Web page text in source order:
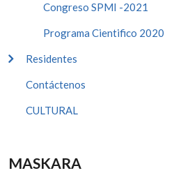
Congreso SPMI -2021
Programa Cientifico 2020
Residentes
Contáctenos
CULTURAL
MASKARA